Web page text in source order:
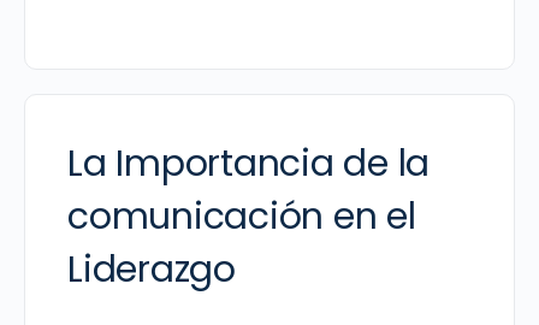
La Importancia de la
comunicación en el
Liderazgo